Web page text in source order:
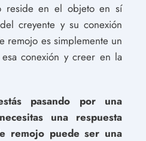
reside en el objeto en sí
creyente y su conexión
remojo es simplemente un
conexión y creer en la
pasando por una
una respuesta
remojo puede ser una